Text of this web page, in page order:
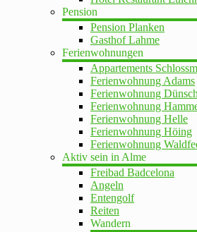
Pension
Pension Planken
Gasthof Lahme
Ferienwohnungen
Appartements
Ferienwohnung Adams
Ferienwohnung
Ferienwohnung
Ferienwohnung Helle
Ferienwohnung Höing
Ferienwohnung
Aktiv sein in Alme
Freibad Badcelona
Angeln
Entengolf
Reiten
Wandern